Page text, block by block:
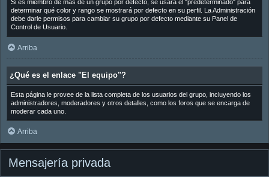
Si es miembro de más de un grupo por defecto, se usará el "predeterminado" para
determinar qué color y rango se mostrará por defecto en su perfil. La Administración
debe darle permisos para cambiar su grupo por defecto mediante su Panel de
Control de Usuario.
Arriba
¿Qué es el enlace "El equipo"?
Esta página le provee de la lista completa de los usuarios del grupo, incluyendo los
administradores, moderadores y otros detalles, como los foros que se encarga de
moderar cada uno.
Arriba
Mensajería privada